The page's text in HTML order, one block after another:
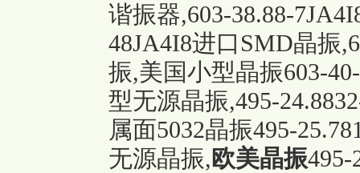
谐振器,603-38.88-
48JA4I8进口SMD晶振
振,美国小型晶振603-
型无源晶振,495-
属面5032晶振495-
无源晶振, 欧美晶振495-